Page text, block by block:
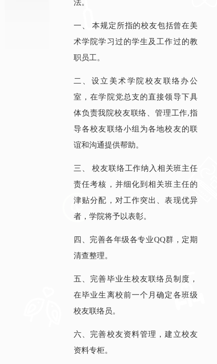
法。
一、 本规定所指的校友包括曾在美
术学院学习过的学生及工作过的教
职员工。
二、设立美术学院校友联络办公
室，在学院党总支的直接领导下具
体负责我院校友联络、管理工作,指
导各校友联络小组为各地校友的联
谊和沟通提供帮助。
三、 校友联络工作纳入相关班主任
责任考核，并细化到相关班主任的
津贴分配，对工作突出、表现优异
者，学院将予以表彰。
四、完善各年级各专业QQ群，定期
清查整理。
五、完善毕业生校友联络员制度，
在毕业生离校前一个月确定各班级
校友联络员。
六、完善校友资料管理，建立校友
资料专柜。